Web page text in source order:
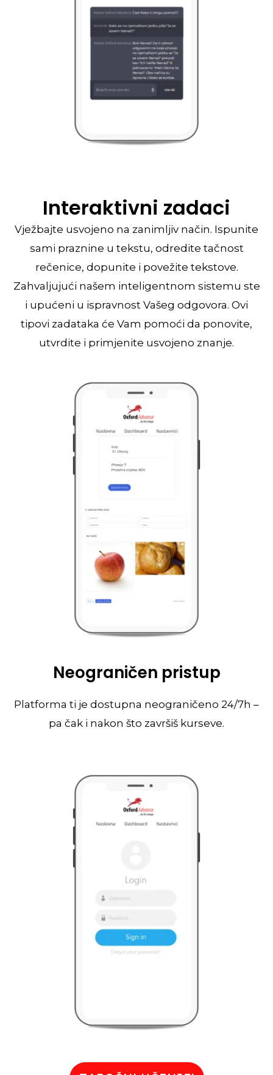
Interaktivni zadaci
Vježbajte usvojeno na zanimljiv način. Ispunite
sami praznine u tekstu, odredite tačnost
rečenice, dopunite i povežite tekstove.
Zahvaljujući našem inteligentnom sistemu ste
i upućeni u ispravnost Vašeg odgovora. Ovi
tipovi zadataka će Vam pomoći da ponovite,
utvrdite i primjenite usvojeno znanje.
Neograničen pristup
Platforma ti je dostupna neograničeno 24/7h –
pa čak i nakon što završiš kurseve.